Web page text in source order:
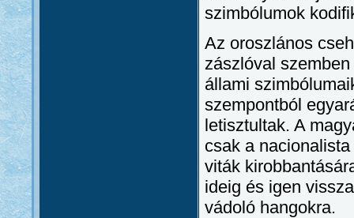
szimbólumok
Az oroszlános
zászlóval
állami
szempontból
letisztultak. A
csak a
viták
ideig és igen
vádoló hangokra.